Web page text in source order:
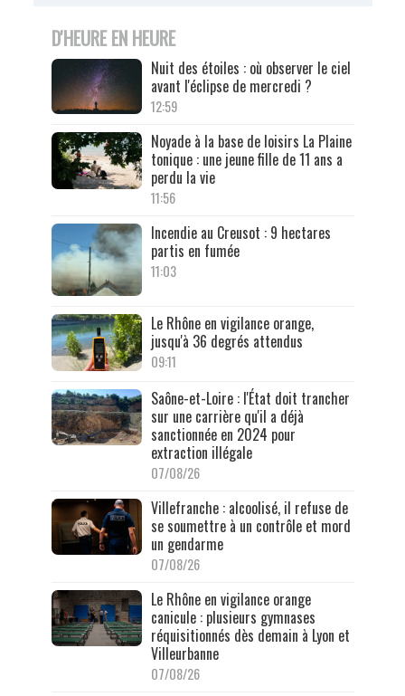
D'HEURE EN HEURE
Nuit des étoiles : où observer le ciel
avant l'éclipse de mercredi ?
12:59
Noyade à la base de loisirs La Plaine
tonique : une jeune fille de 11 ans a
perdu la vie
11:56
Incendie au Creusot : 9 hectares
partis en fumée
11:03
Le Rhône en vigilance orange,
jusqu'à 36 degrés attendus
09:11
Saône-et-Loire : l'État doit trancher
sur une carrière qu'il a déjà
sanctionnée en 2024 pour
extraction illégale
07/08/26
Villefranche : alcoolisé, il refuse de
se soumettre à un contrôle et mord
un gendarme
07/08/26
Le Rhône en vigilance orange
canicule : plusieurs gymnases
réquisitionnés dès demain à Lyon et
Villeurbanne
07/08/26